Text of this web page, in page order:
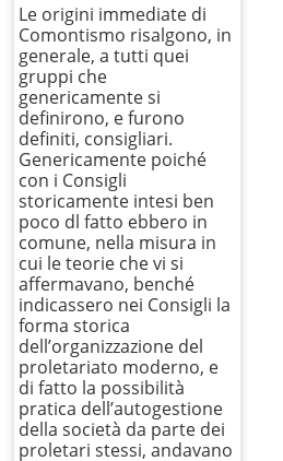
Le origini immediate di
Comontismo risalgono, in
generale, a tutti quei
gruppi che
genericamente si
definirono, e furono
definiti, consigliari.
Genericamente poiché
con i Consigli
storicamente intesi ben
poco dl fatto ebbero in
comune, nella misura in
cui le teorie che vi si
affermavano, benché
indicassero nei Consigli la
forma storica
dell’organizzazione del
proletariato moderno, e
di fatto la possibilità
pratica dell’autogestione
della società da parte dei
proletari stessi, andavano